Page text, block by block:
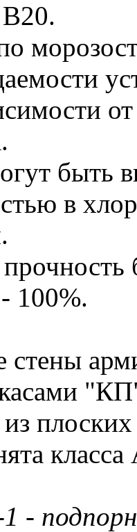
В20.
быть
в
100%.
-